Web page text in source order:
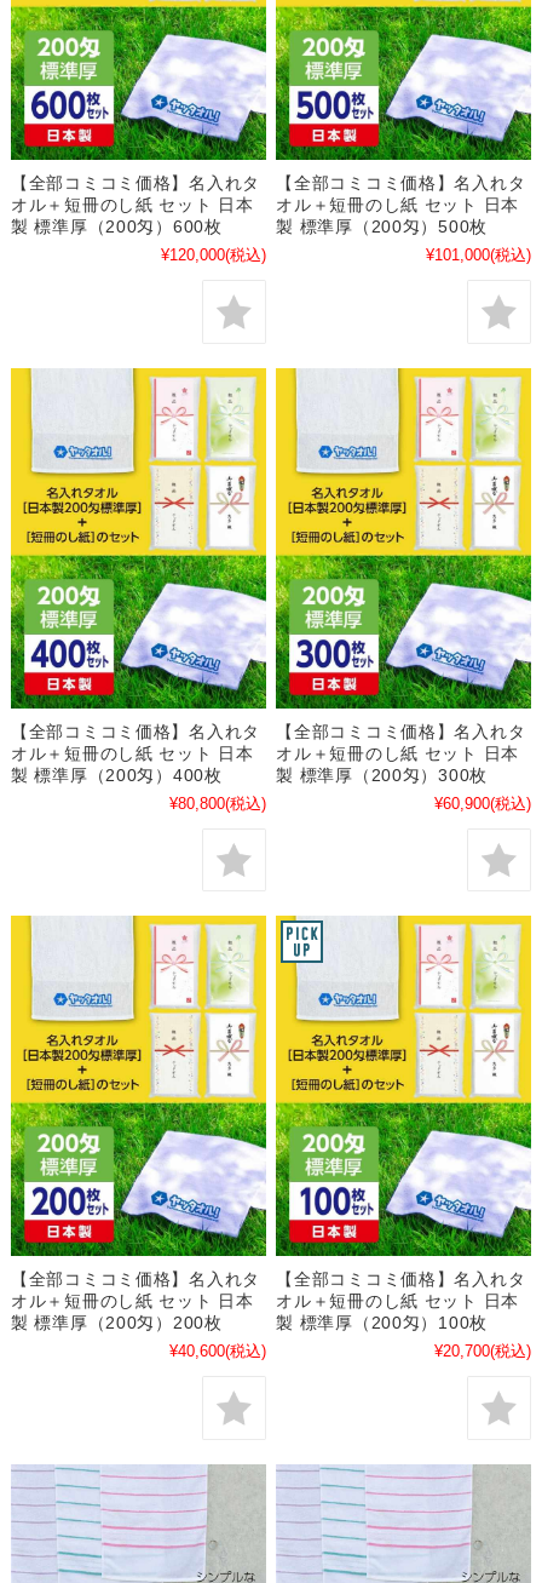
【全部コミコミ価格】名入れタ
オル＋短冊のし紙 セット 日本
製 標準厚（200匁）600枚
¥120,000(税込)
【全部コミコミ価格】名入れタ
オル＋短冊のし紙 セット 日本
製 標準厚（200匁）500枚
¥101,000(税込)
【全部コミコミ価格】名入れタ
オル＋短冊のし紙 セット 日本
製 標準厚（200匁）400枚
¥80,800(税込)
【全部コミコミ価格】名入れタ
オル＋短冊のし紙 セット 日本
製 標準厚（200匁）300枚
¥60,900(税込)
【全部コミコミ価格】名入れタ
オル＋短冊のし紙 セット 日本
製 標準厚（200匁）200枚
¥40,600(税込)
【全部コミコミ価格】名入れタ
オル＋短冊のし紙 セット 日本
製 標準厚（200匁）100枚
¥20,700(税込)